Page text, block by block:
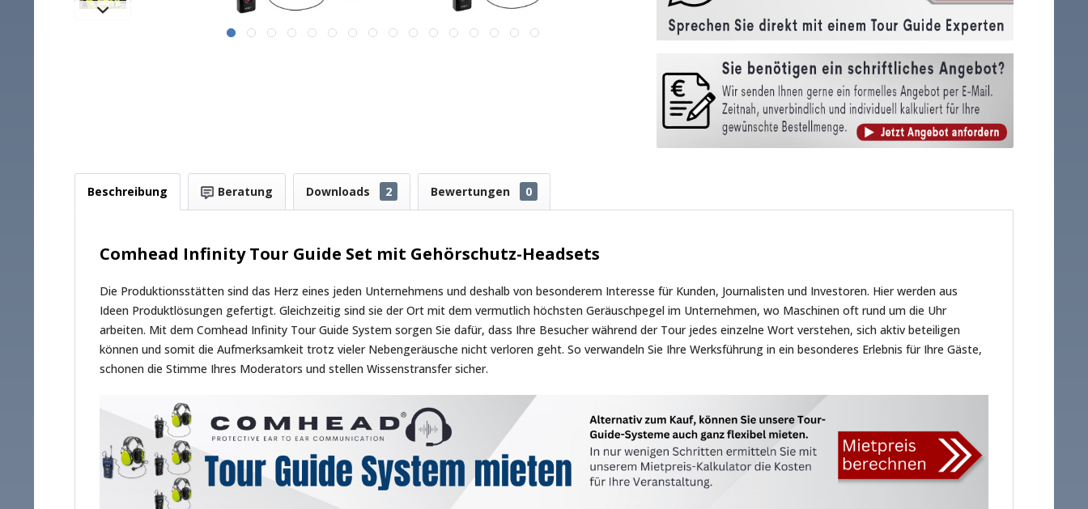
Beschreibung Beratung Downloads 2 Bewertungen 0
Comhead Infinity Tour Guide Set mit Gehörschutz-Headsets
Die Produktionsstätten sind das Herz eines jeden Unternehmens und deshalb von besonderem Interesse für Kunden, Journalisten und Investoren. Hier werden aus
Ideen Produktlösungen gefertigt. Gleichzeitig sind sie der Ort mit dem vermutlich höchsten Geräuschpegel im Unternehmen, wo Maschinen oft rund um die Uhr
arbeiten. Mit dem Comhead Infinity Tour Guide System sorgen Sie dafür, dass Ihre Besucher während der Tour jedes einzelne Wort verstehen, sich aktiv beteiligen
können und somit die Aufmerksamkeit trotz vieler Nebengeräusche nicht verloren geht. So verwandeln Sie Ihre Werksführung in ein besonderes Erlebnis für Ihre Gäste,
schonen die Stimme Ihres Moderators und stellen Wissenstransfer sicher.